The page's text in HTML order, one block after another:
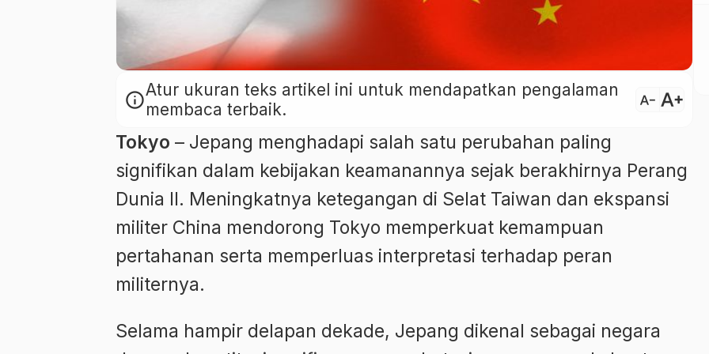
infoAtur ukuran teks artikel ini untuk mendapatkan pengalaman
membaca terbaik.
text_decrease text_increase
Tokyo – Jepang menghadapi salah satu perubahan paling
signifikan dalam kebijakan keamanannya sejak berakhirnya Perang
Dunia II. Meningkatnya ketegangan di Selat Taiwan dan ekspansi
militer China mendorong Tokyo memperkuat kemampuan
pertahanan serta memperluas interpretasi terhadap peran
militernya.
Selama hampir delapan dekade, Jepang dikenal sebagai negara